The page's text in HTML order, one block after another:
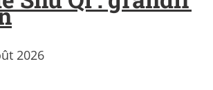
2026